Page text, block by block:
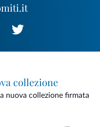
collezione
nuova collezione firmata